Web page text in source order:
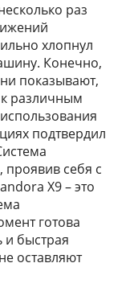
раз
хлопнул
Конечно,
показывают,
к различным
подтвердил
проявив себя с
X9 – это
готова
быстрая
оставляют